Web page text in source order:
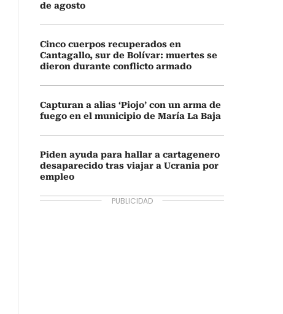
de agosto
Cinco cuerpos recuperados en
Cantagallo, sur de Bolívar: muertes se
dieron durante conflicto armado
Capturan a alias ‘Piojo’ con un arma de
fuego en el municipio de María La Baja
Piden ayuda para hallar a cartagenero
desaparecido tras viajar a Ucrania por
empleo